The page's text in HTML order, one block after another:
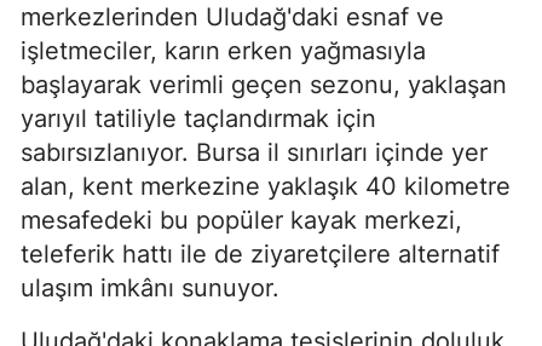
merkezlerinden Uludağ'daki esnaf ve
işletmeciler, karın erken yağmasıyla
başlayarak verimli geçen sezonu, yaklaşan
yarıyıl tatiliyle taçlandırmak için
sabırsızlanıyor. Bursa il sınırları içinde yer
alan, kent merkezine yaklaşık 40 kilometre
mesafedeki bu popüler kayak merkezi,
teleferik hattı ile de ziyaretçilere alternatif
ulaşım imkânı sunuyor.